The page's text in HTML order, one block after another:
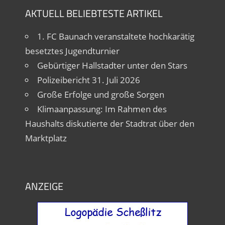
AKTUELL BELIEBTESTE ARTIKEL
1. FC Baunach veranstaltete hochkarätig
besetztes Jugendturnier
Gebürtiger Hallstadter unter den Stars
Polizeibericht 31. Juli 2026
Große Erfolge und große Sorgen
Klimaanpassung: Im Rahmen des
Haushalts diskutierte der Stadtrat über den
Marktplatz
ANZEIGE